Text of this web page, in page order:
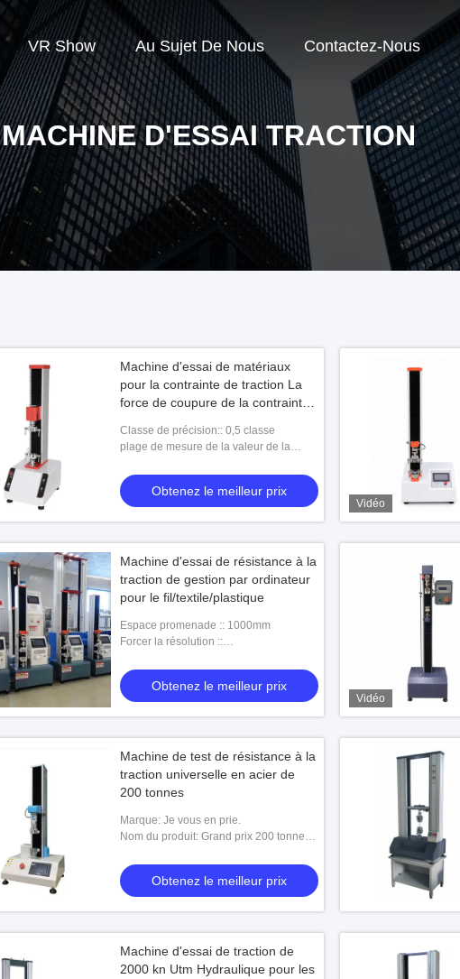
VR Show Au Sujet De Nous Contactez-Nous
MACHINE D'ESSAI TRACTION
Machine d'essai de matériaux
pour la contrainte de traction La
force de coupure de la contrainte
décoloration et le test
d'allongement
Classe de précision:: 0,5 classe
plage de mesure de la valeur de la
Obtenez le meilleur prix
Vidéo
Machine d'essai de résistance à la
traction de gestion par ordinateur
pour le fil/textile/plastique
Espace promenade :: 1000mm
Forcer la résolution ::
Obtenez le meilleur prix
Vidéo
Machine de test de résistance à la
traction universelle en acier de
200 tonnes
Marque: Je vous en prie.
Nom du produit: Grand prix 200 tonnes
résistance à la traction de la machine
d'e
Obtenez le meilleur prix
Machine d'essai de traction de
2000 kn Utm Hydraulique pour les